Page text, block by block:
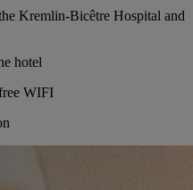
Kremlin-Bicêtre Hospital and
hotel
WIFI